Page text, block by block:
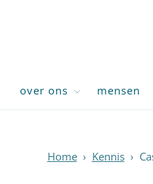
over ons mensen
Home › Kennis ›